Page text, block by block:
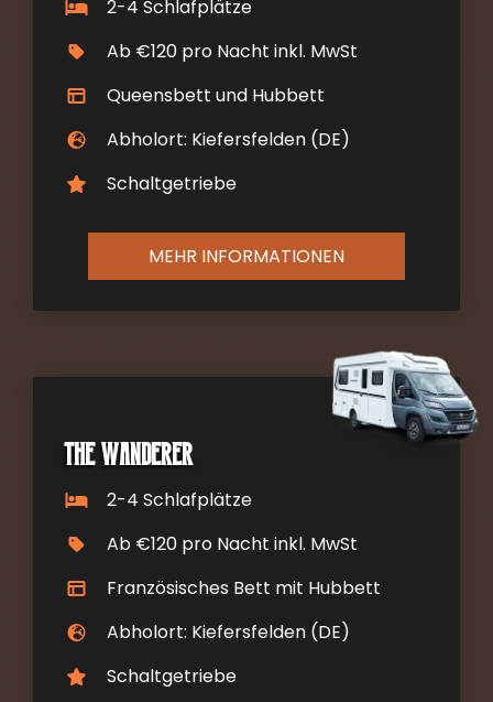
2-4 Schlafplätze
Ab €120 pro Nacht inkl. MwSt
Queensbett und Hubbett
Abholort: Kiefersfelden (DE)
Schaltgetriebe
MEHR INFORMATIONEN
The Wanderer
2-4 Schlafplätze
Ab €120 pro Nacht inkl. MwSt
Französisches Bett mit Hubbett
Abholort: Kiefersfelden (DE)
Schaltgetriebe